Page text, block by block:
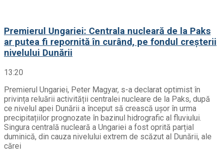
Premierul Ungariei: Centrala nucleară de la Paks
ar putea fi repornită în curând, pe fondul creșterii
nivelului Dunării
13:20
Premierul Ungariei, Peter Magyar, s-a declarat optimist în
privința reluării activității centralei nucleare de la Paks, după
ce nivelul apei Dunării a început să crească ușor în urma
precipitațiilor prognozate în bazinul hidrografic al fluviului.
Singura centrală nucleară a Ungariei a fost oprită parțial
duminică, din cauza nivelului extrem de scăzut al Dunării, ale
cărei